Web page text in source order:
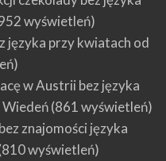
wyświetleń)
języka przy kwiatach od
w Austrii bez języka
(861 wyświetleń)
znajomości języka
wyświetleń)